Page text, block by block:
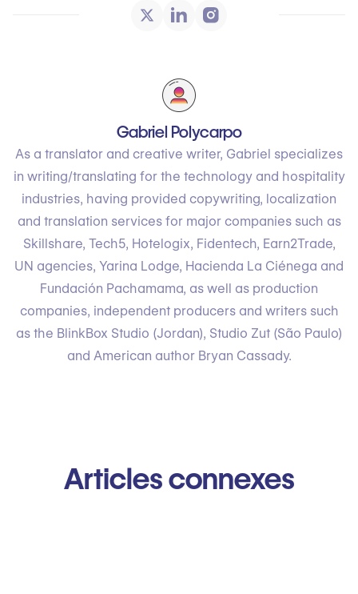
Gabriel Polycarpo
As a translator and creative writer, Gabriel specializes
in writing/translating for the technology and hospitality
industries, having provided copywriting, localization
and translation services for major companies such as
Skillshare, Tech5, Hotelogix, Fidentech, Earn2Trade,
UN agencies, Yarina Lodge, Hacienda La Ciénega and
Fundación Pachamama, as well as production
companies, independent producers and writers such
as the BlinkBox Studio (Jordan), Studio Zut (São Paulo)
and American author Bryan Cassady.
Articles connexes